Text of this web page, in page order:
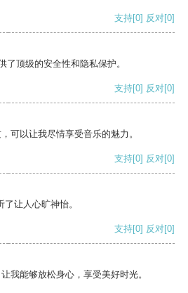
支持[0] 反对[0]
顶级的安全性和隐私保护。
支持[0] 反对[0]
可以让我尽情享受音乐的魅力。
支持[0] 反对[0]
让人心旷神怡。
支持[0] 反对[0]
我能够放松身心，享受美好时光。